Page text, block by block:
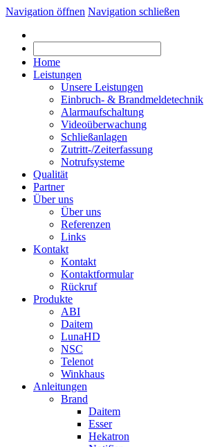
Navigation öffnen Navigation schließen
Home
Leistungen
Unsere Leistungen
Einbruch- & Brandmeldetechnik
Alarmaufschaltung
Videoüberwachung
Schließanlagen
Zutritt-/Zeiterfassung
Notrufsysteme
Qualität
Partner
Über uns
Über uns
Referenzen
Links
Kontakt
Kontakt
Kontaktformular
Rückruf
Produkte
ABI
Daitem
LunaHD
NSC
Telenot
Winkhaus
Anleitungen
Brand
Daitem
Esser
Hekatron